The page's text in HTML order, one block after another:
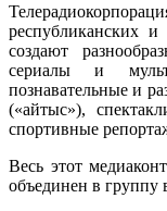
республиканских и
создают
сериалы и
познавательные и
(«айтыс»),
спортивные
Весь этот
объединен в группу